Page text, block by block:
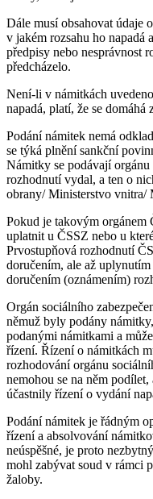
Dále musí obsahovat údaje
v jakém rozsahu ho napadá
předpisy nebo nesprávnost
předcházelo.
Není-li v námitkách
napadá, platí, že se domáhá
Podání námitek nemá
se týká plnění sankční
Námitky se podávají
rozhodnutí vydal, a ten o
obrany/ Ministerstvo vnitra/
Pokud je takovým orgánem
uplatnit u ČSSZ nebo u
Prvostupňová rozhodnutí
doručením, ale až
doručením (oznámením)
Orgán sociálního
němuž byly podány
podanými námitkami a
řízení. Řízení o námitkách
rozhodování orgánu
nemohou se na něm
účastnily řízení o vydání
Podání námitek je řádným
řízení a absolvování
neúspěšné, je proto
mohl zabývat soud v rámci
žaloby.